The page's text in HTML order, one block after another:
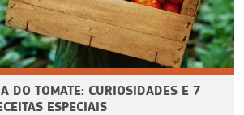
DO TOMATE: CURIOSIDADES E 7
ESPECIAIS